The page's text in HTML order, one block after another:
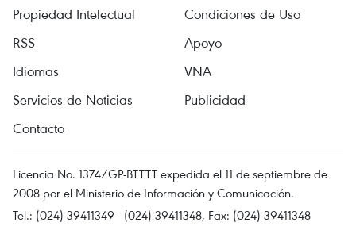
Propiedad Intelectual
Condiciones de Uso
RSS
Apoyo
Idiomas
VNA
Servicios de Noticias
Publicidad
Contacto
Licencia No. 1374/GP-BTTTT expedida el 11 de septiembre de
2008 por el Ministerio de Información y Comunicación.
Tel.: (024) 39411349 - (024) 39411348, Fax: (024) 39411348